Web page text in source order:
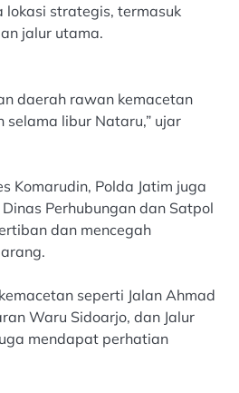
lokasi strategis, termasuk
jalur utama.
daerah rawan kemacetan
libur Nataru,” ujar
Komarudin, Polda Jatim juga
Perhubungan dan Satpol
dan mencegah
seperti Jalan Ahmad
Waru Sidoarjo, dan Jalur
mendapat perhatian